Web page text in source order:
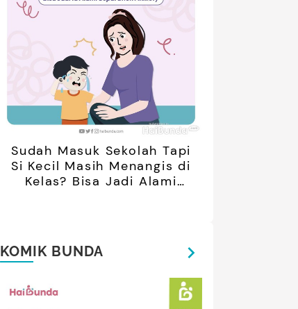
Sudah Masuk Sekolah Tapi
Si Kecil Masih Menangis di
Kelas? Bisa Jadi Alami
KOMIK BUNDA